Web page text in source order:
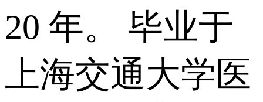
20 年。 毕业于
上海交通大学医